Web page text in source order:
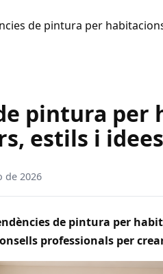
de pintura per
pintura
estils i
de 2026
de pintura per
professionals per